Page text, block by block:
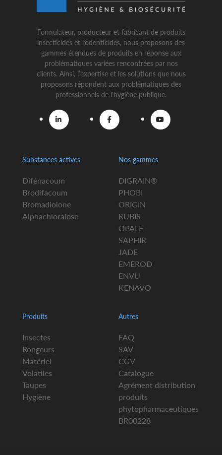
Formulateur, producteur et fabricant de produits
insecticides et rodenticides, nous proposons des
gammes étendues de produits en réponse aux
problématiques variées rencontrées par nos
clients. Ainsi, l’expertise et les solutions que nous
proposons répondent aux problématiques des
professionnels de l'hygiène publique.
Substances actives
Difénacoum
Brodifacoum
Bromadiolone
Alphachloralose
Nos gammes
DIGRAIN®
PHOBI
ORIGIN
RUBIS
OPALE
SAPHIR
JADE
EMEROD
ENVU
KENAVO
Produits
Insectes
Rongeurs
Matériel
Volatiles
Taupes
Hygiène
Autres
FAQ
SAV
CGV
Catalogue
Agrément distribution
produits
phytopharmaceutiques
BR00228